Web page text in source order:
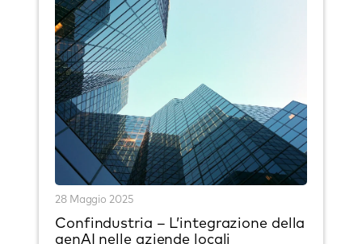
Confindustria – L’integrazione della
genAI nelle aziende locali
28 Maggio 2025